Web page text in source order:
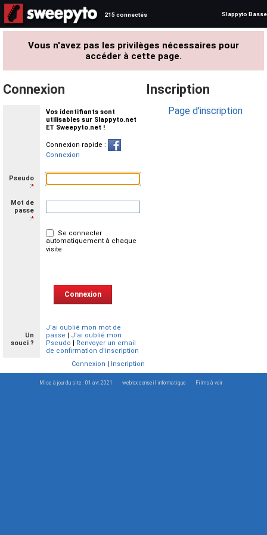
215 connectés Slappyto Basse
Vous n'avez pas les privilèges nécessaires pour
accéder à cette page.
Connexion
Vos identifiants sont
utilisables sur Slappyto.net
ET Sweepyto.net !
Connexion rapide :
Connexion
Pseudo
:*
Mot de
passe
:*
Se connecter
automatiquement à chaque
visite
Un
souci ?
J'ai oublié mon mot de
passe | J'ai oublié mon
Pseudo | Renvoyer un email
de confirmation d'inscription
Connexion | Inscription
Inscription
Page d'inscription
Mise à jour du site : 01 avr. 2021 webrox conseil informatique Films à voir